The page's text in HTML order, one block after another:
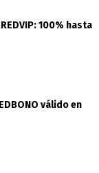
100% hasta
válido en